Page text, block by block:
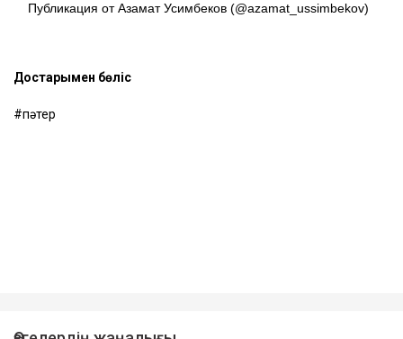
Публикация от Азамат Усимбеков (@azamat_ussimbekov)
Достарыңмен бөліс
пәтер